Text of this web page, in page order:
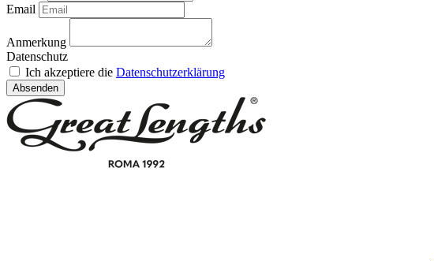
Email
Anmerkung
Datenschutz
Ich akzeptiere die Datenschutzerklärung
Absenden